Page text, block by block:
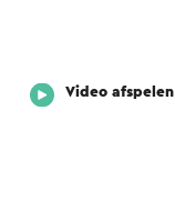
Video afspelen